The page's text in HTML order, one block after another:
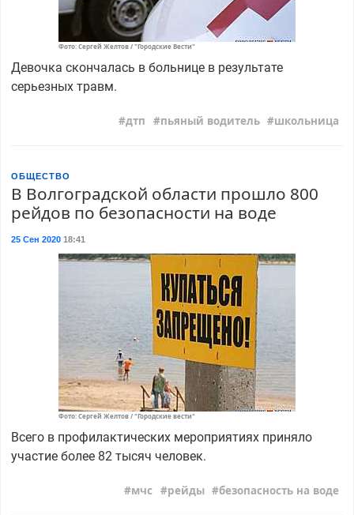
Фото: Сергей Желтов / "Городские Вести"
Девочка скончалась в больнице в результате
серьезных травм.
дтп пьяный водитель школьница
ОБЩЕСТВО
В Волгоградской области прошло 800
рейдов по безопасности на воде
25 Сен 202018:41
Фото: Сергей Желтов / "Городские вести"
Всего в профилактических мероприятиях приняло
участие более 82 тысяч человек.
мчс рейды безопасность на воде